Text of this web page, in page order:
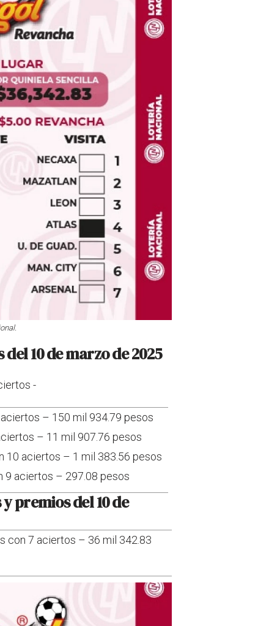
10 de marzo de 2025
-
– 150 mil 934.79 pesos
– 11 mil 907.76 pesos
10 aciertos – 1 mil 383.56 pesos
9 aciertos – 297.08 pesos
premios del 10 de
con 7 aciertos – 36 mil 342.83